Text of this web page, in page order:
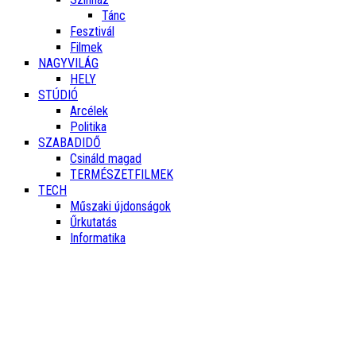
Tánc
Fesztivál
Filmek
NAGYVILÁG
HELY
STÚDIÓ
Arcélek
Politika
SZABADIDŐ
Csináld magad
TERMÉSZETFILMEK
TECH
Műszaki újdonságok
Űrkutatás
Informatika